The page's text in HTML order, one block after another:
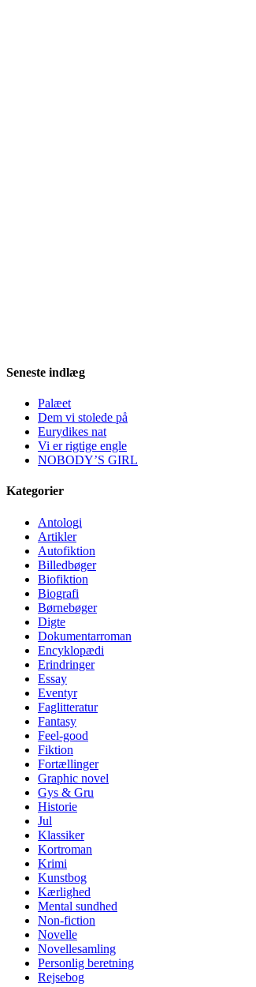
Seneste indlæg
Palæet
Dem vi stolede på
Eurydikes nat
Vi er rigtige engle
NOBODY’S GIRL
Kategorier
Antologi
Artikler
Autofiktion
Billedbøger
Biofiktion
Biografi
Børnebøger
Digte
Dokumentarroman
Encyklopædi
Erindringer
Essay
Eventyr
Faglitteratur
Fantasy
Feel-good
Fiktion
Fortællinger
Graphic novel
Gys & Gru
Historie
Jul
Klassiker
Kortroman
Krimi
Kunstbog
Kærlighed
Mental sundhed
Non-fiction
Novelle
Novellesamling
Personlig beretning
Rejsebog